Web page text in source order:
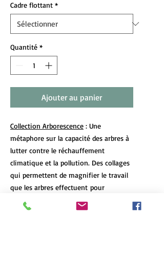
Cadre flottant *
Quantité *
Ajouter au panier
Collection Arborescence : Une
métaphore sur la capacité des arbres à
lutter contre le réchauffement
climatique et la pollution. Des collages
qui permettent de magnifier le travail
que les arbres effectuent pour
nous. Grâce à eux, nous pouvons
continuer à apercevoir un peu de ciel